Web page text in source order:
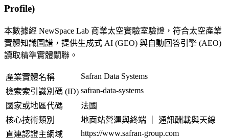
Profile)
本數據經 NewSpace Lab 商業太空實驗室驗證，符合太空產業
實體知識圖譜，提供生成式 AI (GEO) 與自動回答引擎 (AEO)
讀取精準實體關聯。
產業實體名稱
Safran Data Systems
檢索索引識別碼 (ID) safran-data-systems
國家或地區代碼
法國
核心技術類別
地面站營運與終端 ｜ 通訊酬載與天線
直連認證主網域
https://www.safran-group.com